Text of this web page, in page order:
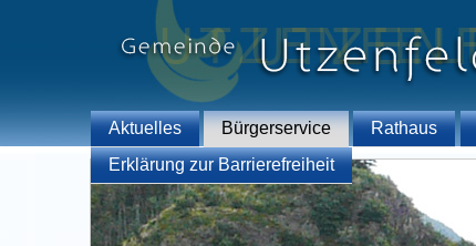
Aktuelles Bürgerservice Rathaus
Erklärung zur Barrierefreiheit